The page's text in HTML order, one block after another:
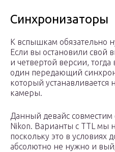
Синхронизаторы
К вспышкам обязательно
Если вы остановили свой
и четвертой версии, тогда
один передающий
который устанавливается
камеры.
Данный девайс
Nikon. Варианты с TTL мы
поскольку это в условиях
абсолютно не нужно и